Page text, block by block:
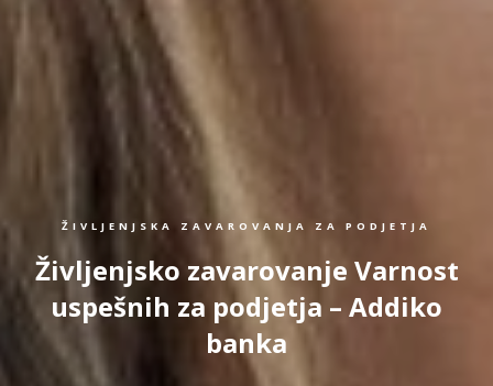
ŽIVLJENJSKA ZAVAROVANJA ZA PODJETJA
Življenjsko zavarovanje Varnost
uspešnih za podjetja – Addiko
banka